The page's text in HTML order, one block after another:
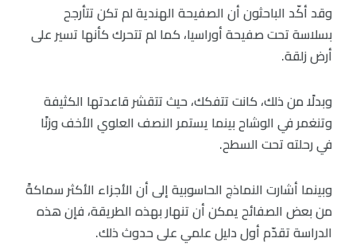
وقد أكّد الباحثون أن الصفيحة الهندية لم تكن تتأرجح
بسلاسة تحت صفيحة أوراسيا، كما لم تتحرك كأنها تسير على
أرض زلقة.
وبدلًا من ذلك، كانت تتفكك، حيث تتقشر قاعدتها الكثيفة
وتنغمر في الوشاح بينما يستمر النصف العلوي الأخف وزنًا
في رحلته تحت السطح.
وبينما أشارت النماذج الحاسوبية إلى أن الأجزاء الأكثر سماكةً
من بعض الصفائح يمكن أن تنهار بهذه الطريقة، فإن هذه
الدراسة تقدّم أول دليل علمي على حدوث ذلك.